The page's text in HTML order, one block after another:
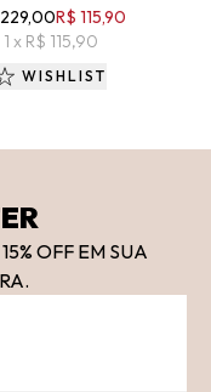
R$ 115,90
1 x R$ 115,90
WISHLIST
% OFF EM SUA